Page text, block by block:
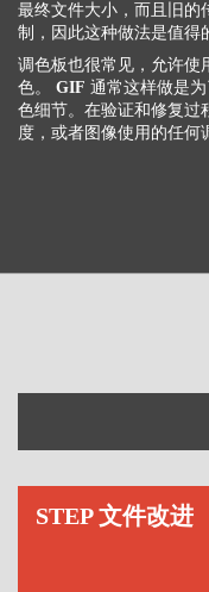
最终文件大小，而且旧的
制，因此这种做法是值得
调色板也很常见，允许使
色。 GIF 通常这样做是
色细节。在验证和修复过
度，或者图像使用的任何
STEP 文件改进